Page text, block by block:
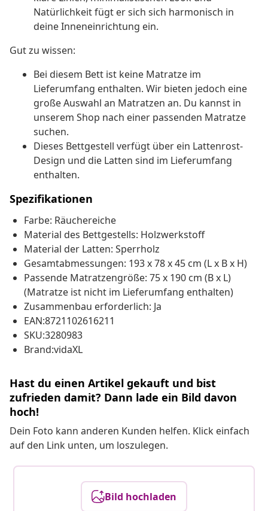
Natürlichkeit fügt er sich sich harmonisch in
deine Inneneinrichtung ein.
Gut zu wissen:
Bei diesem Bett ist keine Matratze im
Lieferumfang enthalten. Wir bieten jedoch eine
große Auswahl an Matratzen an. Du kannst in
unserem Shop nach einer passenden Matratze
suchen.
Dieses Bettgestell verfügt über ein Lattenrost-
Design und die Latten sind im Lieferumfang
enthalten.
Spezifikationen
Farbe: Räuchereiche
Material des Bettgestells: Holzwerkstoff
Material der Latten: Sperrholz
Gesamtabmessungen: 193 x 78 x 45 cm (L x B x H)
Passende Matratzengröße: 75 x 190 cm (B x L)
(Matratze ist nicht im Lieferumfang enthalten)
Zusammenbau erforderlich: Ja
EAN:8721102616211
SKU:3280983
Brand:vidaXL
Hast du einen Artikel gekauft und bist
zufrieden damit? Dann lade ein Bild davon
hoch!
Dein Foto kann anderen Kunden helfen. Klick einfach
auf den Link unten, um loszulegen.
Bild hochladen